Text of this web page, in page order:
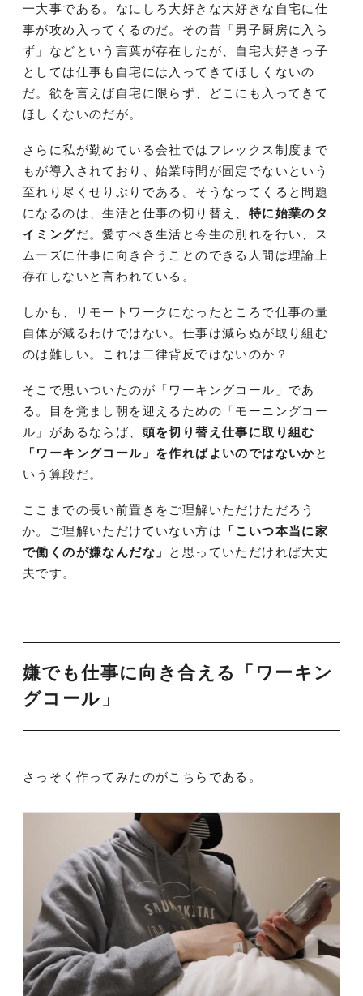
一大事である。なにしろ大好きな大好きな自宅に仕
事が攻め入ってくるのだ。その昔「男子厨房に入ら
ず」などという言葉が存在したが、自宅大好きっ子
としては仕事も自宅には入ってきてほしくないの
だ。欲を言えば自宅に限らず、どこにも入ってきて
ほしくないのだが。
さらに私が勤めている会社ではフレックス制度まで
もが導入されており、始業時間が固定でないという
至れり尽くせりぶりである。そうなってくると問題
になるのは、生活と仕事の切り替え、 特に始業のタ
イミングだ。愛すべき生活と今生の別れを行い、ス
ムーズに仕事に向き合うことのできる人間は理論上
存在しないと言われている。
しかも、リモートワークになったところで仕事の量
自体が減るわけではない。仕事は減らぬが取り組む
のは難しい。これは二律背反ではないのか？
そこで思いついたのが「ワーキングコール」であ
る。目を覚まし朝を迎えるための「モーニングコー
ル」があるならば、 頭を切り替え仕事に取り組む
「ワーキングコール」を作ればよいのではないかと
いう算段だ。
ここまでの長い前置きをご理解いただけただろう
か。ご理解いただけていない方は
「こいつ本当に家
で働くのが嫌なんだな」 と思っていただければ大丈
夫です。
嫌でも仕事に向き合える「ワーキン
グコール」
さっそく作ってみたのがこちらである。